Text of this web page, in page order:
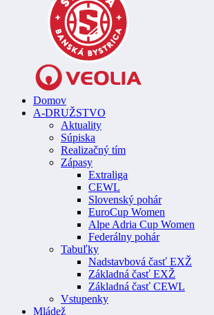
Domov
A-DRUŽSTVO
Aktuality
Súpiska
Realizačný tím
Zápasy
Extraliga
CEWL
Slovenský pohár
EuroCup Women
Alpe Adria Cup Women
Federálny pohár
Tabuľky
Nadstavbová časť EXŽ
Základná časť EXŽ
Základná časť CEWL
Vstupenky
Mládež